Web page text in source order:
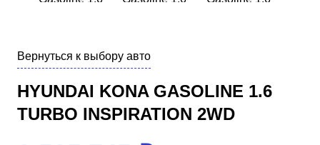
Вернуться к выбору авто
HYUNDAI KONA GASOLINE 1.6
TURBO INSPIRATION 2WD